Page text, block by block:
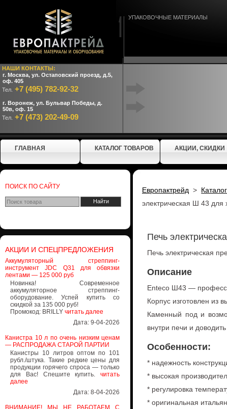
НАШИ КОНТАКТЫ:
г. Москва, ул. Остаповский проезд, д.5,
оф. 405
Тел. +7 (495) 782-92-32
г. Воронеж, ул. Бульвар Победы, д.
50в, оф. 15
Тел. +7 (473) 202-49-09
УПАКОВОЧНЫЕ МАТЕРИАЛЫ
ГЛАВНАЯ КАТАЛОГ ТОВАРОВ АКЦИИ, СКИДКИ
ПОИСК ПО САЙТУ
АКЦИИ И СПЕЦПРЕДЛОЖЕНИЯ
Аккумуляторный стреппинг-
инструмент JDC Q31 для обвязки
лентами — 125 000 руб
Новинка! Современное
аккумуляторное стреппинг-
оборудование. Успей купить со
скидкой за 135 000 руб!
Промокод: BRILLY читать далее
Дата: 9-04-2026
Канистра 10 л по очень низким ценам
— РАСПРОДАЖА СТАРОЙ ПАРТИИ
Канистры 10 литров оптом по 101
рубл./штука. Такие редкие цены для
продукции горячего спроса — только
для Вас! Спешите купить. читать
далее
Дата: 8-04-2026
ВНИМАНИЕ! МЫ НЕ РАБОТАЕМ С
Европактрейд >
электрическая Ш 43 для
Печь
Печь электрическая
Описание
Enteco Ш43 —
Корпус изготовлен из
Каменный под и
внутри печи и
Особенности:
* надежность
* высокая
* регулировка
* оригинальная